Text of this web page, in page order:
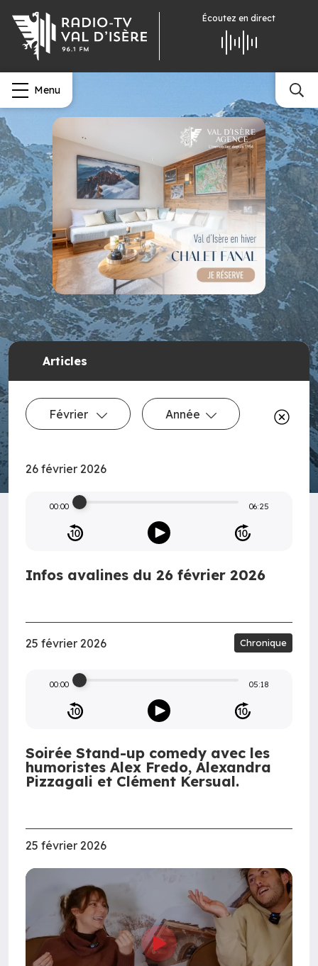
Écoutez en direct
Menu
Articles
Février Année
26 février 2026
00:00 06:25
Infos avalines du 26 février 2026
25 février 2026 Chronique
00:00 05:18
Soirée Stand-up comedy avec les
humoristes Alex Fredo, Alexandra
Pizzagali et Clément Kersual.
25 février 2026